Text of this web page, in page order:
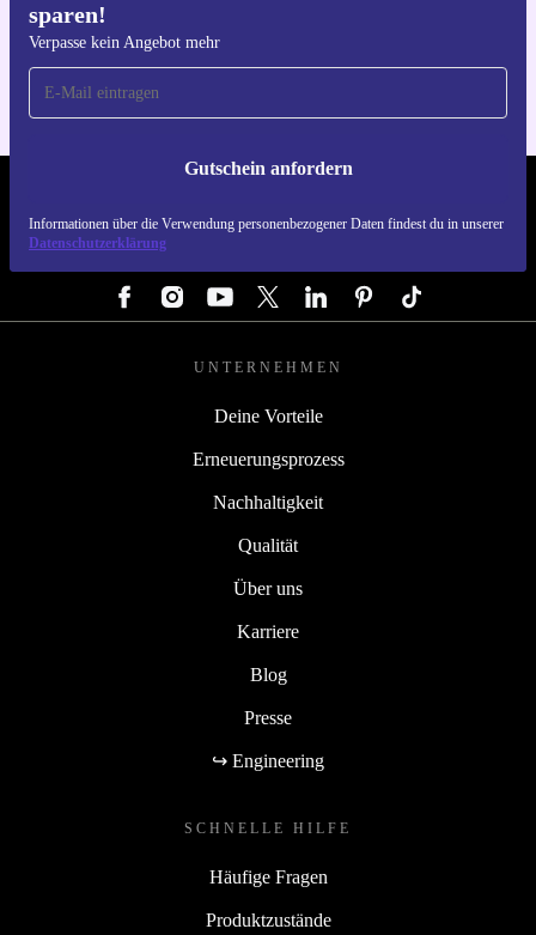
sparen!
Verpasse kein Angebot mehr
Gutschein anfordern
Informationen über die Verwendung personenbezogener Daten findest du in unserer
Datenschutzerklärung
Für iOS und Android
UNTERNEHMEN
Deine Vorteile
Erneuerungsprozess
Nachhaltigkeit
Qualität
Über uns
Karriere
Blog
Presse
↪ Engineering
SCHNELLE HILFE
Häufige Fragen
Produktzustände